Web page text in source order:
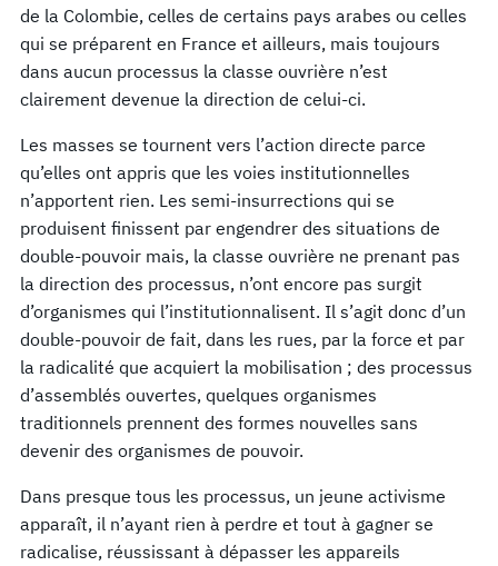
de la Colombie, celles de certains pays arabes ou celles
qui se préparent en France et ailleurs, mais toujours
dans aucun processus la classe ouvrière n’est
clairement devenue la direction de celui-ci.
Les masses se tournent vers l’action directe parce
qu’elles ont appris que les voies institutionnelles
n’apportent rien. Les semi-insurrections qui se
produisent finissent par engendrer des situations de
double-pouvoir mais, la classe ouvrière ne prenant pas
la direction des processus, n’ont encore pas surgit
d’organismes qui l’institutionnalisent. Il s’agit donc d’un
double-pouvoir de fait, dans les rues, par la force et par
la radicalité que acquiert la mobilisation ; des processus
d’assemblés ouvertes, quelques organismes
traditionnels prennent des formes nouvelles sans
devenir des organismes de pouvoir.
Dans presque tous les processus, un jeune activisme
apparaît, il n’ayant rien à perdre et tout à gagner se
radicalise, réussissant à dépasser les appareils